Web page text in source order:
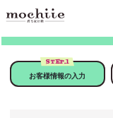
STEP.1
お客様情報の入力